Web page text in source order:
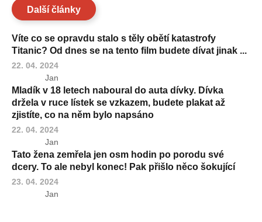
Další články
Víte co se opravdu stalo s těly obětí katastrofy
Titanic? Od dnes se na tento film budete dívat jinak ...
22. 04. 2024
Jan
Mladík v 18 letech naboural do auta dívky. Dívka
držela v ruce lístek se vzkazem, budete plakat až
zjistíte, co na něm bylo napsáno
22. 04. 2024
Jan
Tato žena zemřela jen osm hodin po porodu své
dcery. To ale nebyl konec! Pak přišlo něco šokující
23. 04. 2024
Jan